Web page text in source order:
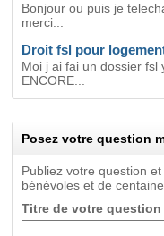
Bonjour ou puis je
merci...
Droit fsl pour
Moi j ai fai un dossier fsl
ENCORE...
Posez votre question
Publiez votre question
bénévoles et de
Titre de votre question